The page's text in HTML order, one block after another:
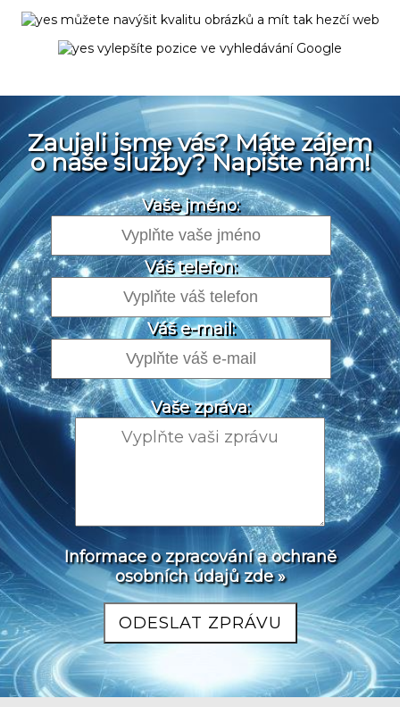
můžete navýšit kvalitu obrázků a mít tak hezčí web
vylepšíte pozice ve vyhledávání Google
Zaujali jsme vás? Máte zájem
o naše služby? Napište nám!
Vaše jméno:
Váš telefon:
Váš e-mail:
Vaše zpráva:
Informace o zpracování a ochraně
osobních údajů zde »